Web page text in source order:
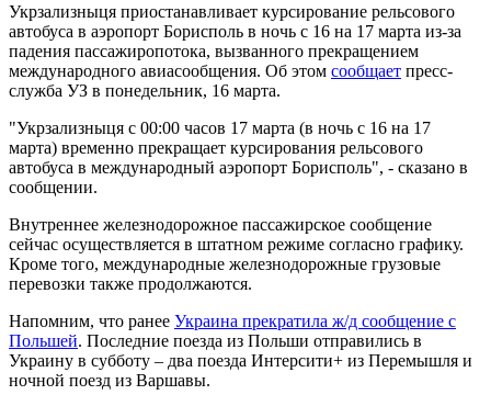
Укрзализныця приостанавливает курсирование рельсового
автобуса в аэропорт Борисполь в ночь с 16 на 17 марта из-за
падения пассажиропотока, вызванного прекращением
международного авиасообщения. Об этом сообщает пресс-
служба УЗ в понедельник, 16 марта.
"Укрзализныця с 00:00 часов 17 марта (в ночь с 16 на 17
марта) временно прекращает курсирования рельсового
автобуса в международный аэропорт Борисполь", - сказано в
сообщении.
Внутреннее железнодорожное пассажирское сообщение
сейчас осуществляется в штатном режиме согласно графику.
Кроме того, международные железнодорожные грузовые
перевозки также продолжаются.
Напомним, что ранее Украина прекратила ж/д сообщение с
Польшей. Последние поезда из Польши отправились в
Украину в субботу – два поезда Интерсити+ из Перемышля и
ночной поезд из Варшавы.